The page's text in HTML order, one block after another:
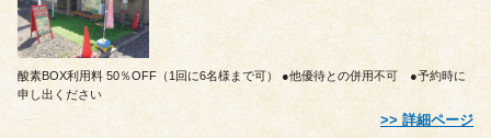
酸素BOX利用料 50％OFF（1回に6名様まで可） ●他優待との併用不可 ●予約時に
申し出ください
詳細ページ